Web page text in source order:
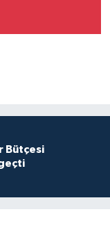
Bütçesi